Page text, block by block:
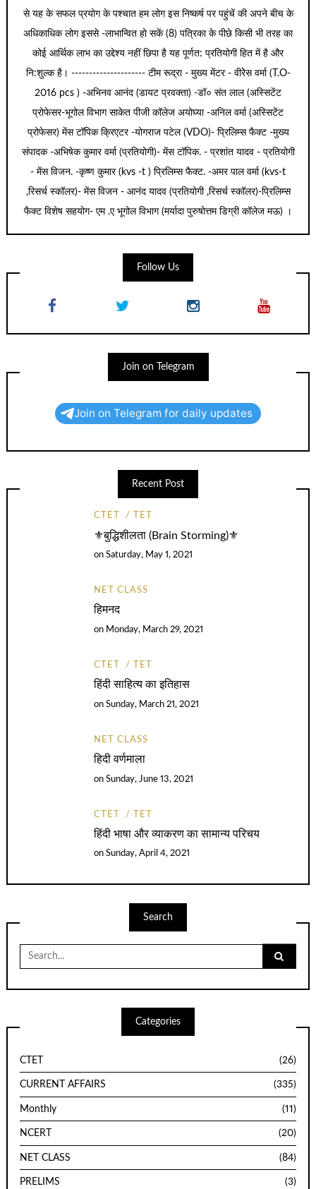
से यह के सफल प्रयोग के पश्चात हम लोग इस निष्कर्ष पर पहुंचें की अपने बीच के
अधिकाधिक लोग इससे -लाभान्वित हो सकें (8) पत्रिका के पीछे किसी भी तरह का
कोई आर्थिक लाभ का उद्देश्य नहीं छिपा है यह पूर्णत: प्रतियोगी हित में है और
नि:शुल्क है। --------------------- टीम रूद्रा - मुख्य मेंटर - वीरेेस वर्मा (T.O-
2016 pcs ) -अभिनव आनंद (डायट प्रवक्ता) -डॉ० संत लाल (अस्सिटेंट
प्रोफेसर-भूगोल विभाग साकेत पीजी कॉलेज अयोघ्या -अनिल वर्मा (अस्सिटेंट
प्रोफेसर) मेंस टॉपिक क्रिएटर -योगराज पटेल (VDO)- प्रिलिम्स फैक्ट -मुख्य
संपादक -अभिषेक कुमार वर्मा (प्रतियोगी)- मेंस टॉपिक. - प्रशांत यादव - प्रतियोगी
- मेंस विजन. -कृष्ण कुमार (kvs -t ) प्रिलिम्स फैक्ट. -अमर पाल वर्मा (kvs-t
,रिसर्च स्कॉलर)- मेंस विजन - आनंद यादव (प्रतियोगी ,रिसर्च स्कॉलर)-प्रिलिम्स
फैक्ट विशेष सहयोग- एम .ए भूगोल विभाग (मर्यादा पुरुषोत्तम डिग्री कॉलेज मऊ) ।
Follow Us
Join on Telegram
Join on Telegram for daily updates
Recent Post
CTET TET
⚜️बुद्धिशीलता (Brain Storming)⚜️
onSaturday, May 1, 2021
NET CLASS
हिमनद
on Monday, March 29, 2021
CTET TET
हिंदी साहित्य का इतिहास
onSunday, March 21, 2021
NET CLASS
हिदी वर्णमाला
onSunday, June 13, 2021
CTET TET
हिंदी भाषा और व्याकरण का सामान्य परिचय
onSunday, April 4, 2021
Search
for:
Categories
CTET (26)
CURRENT AFFAIRS (335)
Monthly (11)
NCERT (20)
NET CLASS (84)
PRELIMS (3)